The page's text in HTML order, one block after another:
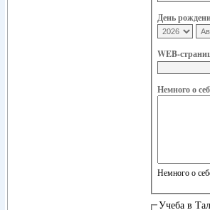
День
WEB-
Немного о
Немного о
Учеба в